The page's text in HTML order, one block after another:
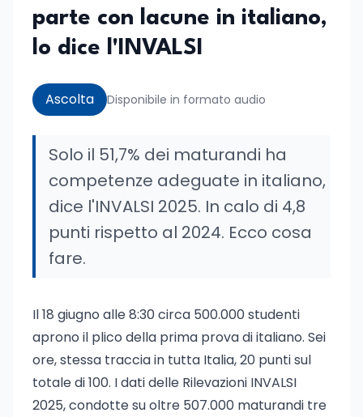
parte con lacune in italiano,
lo dice l'INVALSI
Ascolta Disponibile in formato audio
Solo il 51,7% dei maturandi ha
competenze adeguate in italiano,
dice l'INVALSI 2025. In calo di 4,8
punti rispetto al 2024. Ecco cosa
fare.
Il 18 giugno alle 8:30 circa 500.000 studenti
aprono il plico della prima prova di italiano. Sei
ore, stessa traccia in tutta Italia, 20 punti sul
totale di 100. I dati delle Rilevazioni INVALSI
2025, condotte su oltre 507.000 maturandi tre